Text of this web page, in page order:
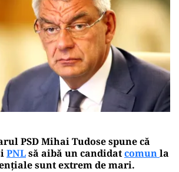
PSD Mihai Tudose spune că
PNLsă aibă un candidatcomunla
sunt extrem de mari.